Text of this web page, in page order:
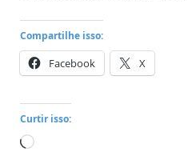
Compartilhe isso:
Facebook X
Curtir isso:
Carregando...